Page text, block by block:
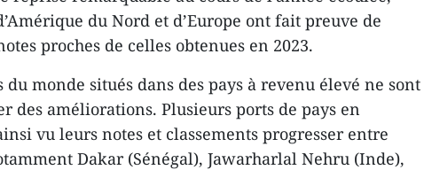
du Nord et d’Europe ont fait preuve de
proches de celles obtenues en 2023.
du monde situés dans des pays à revenu élevé ne sont
des améliorations. Plusieurs ports de pays en
vu leurs notes et classements progresser entre
Dakar (Sénégal), Jawarharlal Nehru (Inde),